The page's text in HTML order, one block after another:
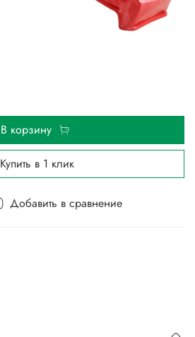
Добавить в сравнение
В корзину
Купить в 1 клик